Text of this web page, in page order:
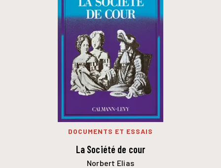
DOCUMENTS ET ESSAIS
La Société de cour
Norbert Elias